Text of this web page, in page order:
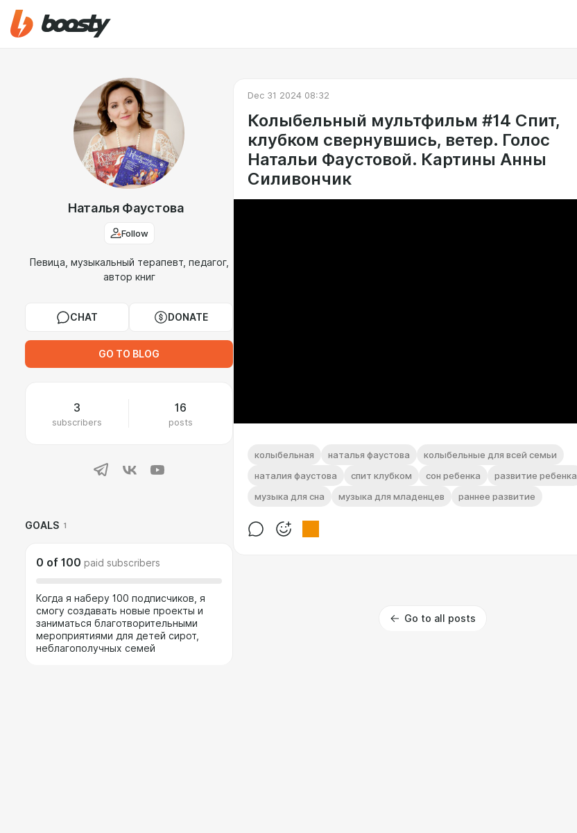
Наталья Фаустова
Follow
Певица, музыкальный терапевт, педагог,
автор книг
CHAT DONATE
GO TO BLOG
3
subscribers
16
posts
GOALS 1
0 of 100 paid subscribers
Когда я наберу 100 подписчиков, я
смогу создавать новые проекты и
заниматься благотворительными
мероприятиями для детей сирот,
неблагополучных семей
Dec 31 2024 08:32
Колыбельный мультфильм #14 Спит,
клубком свернувшись, ветер. Голос
Натальи Фаустовой. Картины Анны
Силивончик
колыбельная наталья фаустова
колыбельные для всей семьи
наталия фаустова
спит клубком сон ребенка
развитие ребенка
музыка для сна
музыка для младенцев раннее развитие
Go to all posts